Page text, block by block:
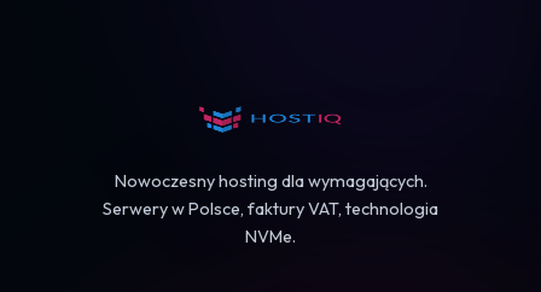
Nowoczesny hosting dla wymagających.
Serwery w Polsce, faktury VAT, technologia
NVMe.